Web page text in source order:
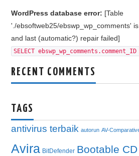
WordPress database error: [Table
'./ebsoftweb25/ebswp_wp_comments'
and last (automatic?) repair failed]
SELECT
RECENT COMMENTS
TAGS
antivirus terbaik autorun AV-
Avira BitDefender Bootable CD